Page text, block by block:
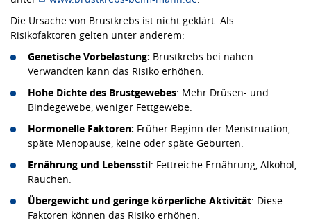
Die Ursache von Brustkrebs ist nicht geklärt. Als
Risikofaktoren gelten unter anderem:
Genetische Vorbelastung: Brustkrebs bei nahen
Verwandten kann das Risiko erhöhen.
Hohe Dichte des Brustgewebes: Mehr Drüsen- und
Bindegewebe, weniger Fettgewebe.
Hormonelle Faktoren: Früher Beginn der Menstruation,
späte Menopause, keine oder späte Geburten.
Ernährung und Lebensstil: Fettreiche Ernährung, Alkohol,
Rauchen.
Übergewicht und geringe körperliche Aktivität: Diese
Faktoren können das Risiko erhöhen.